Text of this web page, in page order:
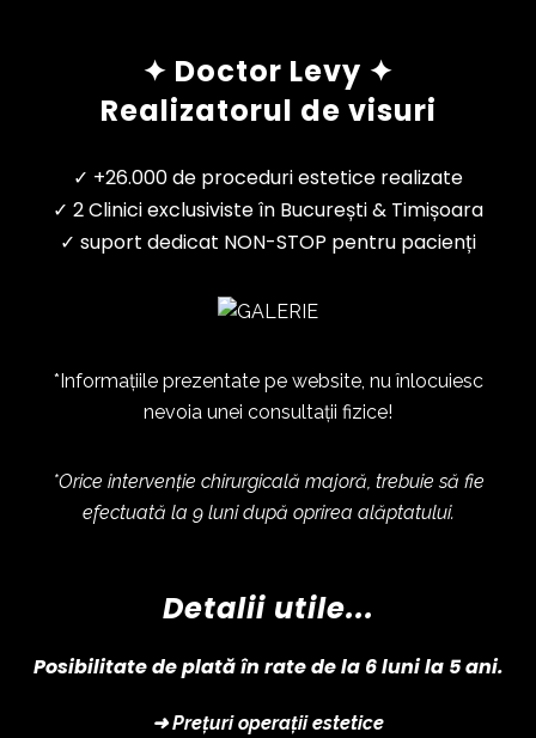
✦ Doctor Levy ✦
Realizatorul de visuri
✓ +26.000 de proceduri estetice realizate
✓ 2 Clinici exclusiviste în București & Timișoara
✓ suport dedicat NON-STOP pentru pacienți
*Informațiile prezentate pe website, nu înlocuiesc
nevoia unei consultații fizice!
*Orice intervenție chirurgicală majoră, trebuie să fie
efectuată la 9 luni după oprirea alăptatului.
Detalii utile...
Posibilitate de plată în rate de la 6 luni la 5 ani.
➜ Prețuri operații estetice